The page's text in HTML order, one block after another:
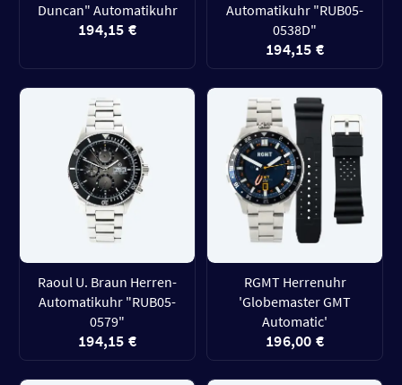
Duncan" Automatikuhr
194,15 €
Automatikuhr "RUB05-
0538D"
194,15 €
Raoul U. Braun Herren-
Automatikuhr "RUB05-
0579"
194,15 €
RGMT Herrenuhr
'Globemaster GMT
Automatic'
196,00 €